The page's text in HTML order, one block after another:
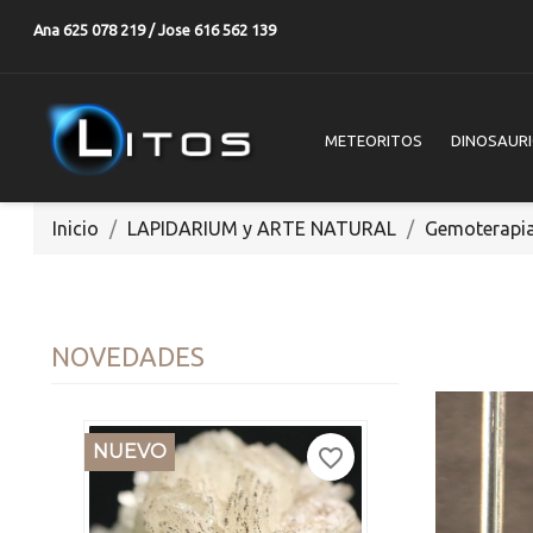
Ana 625 078 219 / Jose 616 562 139
METEORITOS
Inicio LAPIDARIUM y ARTE NATURAL
NOVEDADES
NUEVO favorite_border